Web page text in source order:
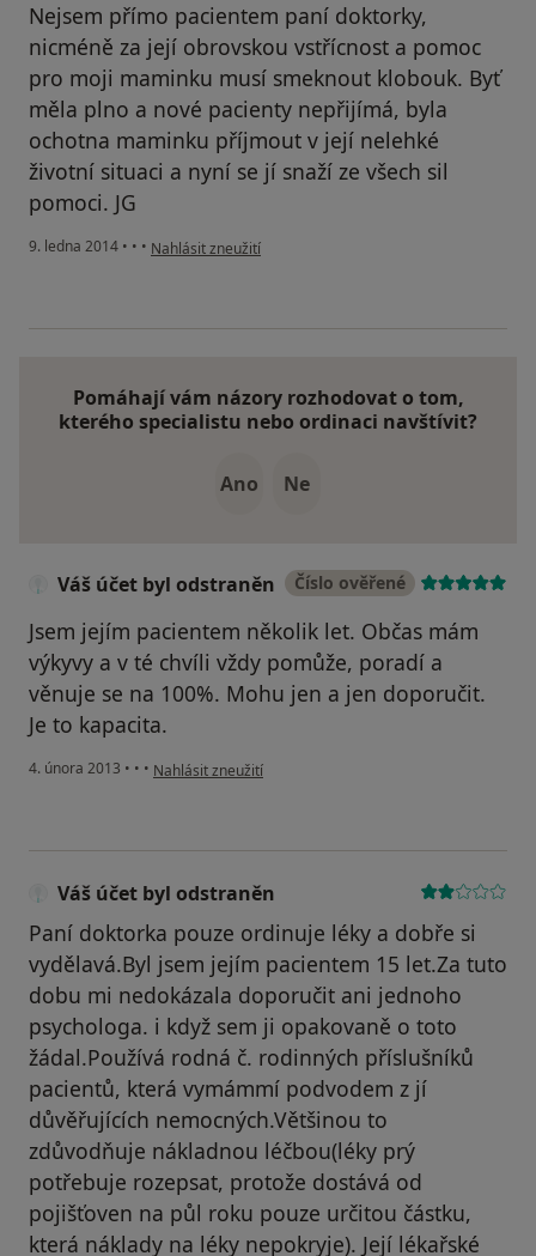
Nejsem přímo pacientem paní doktorky,
nicméně za její obrovskou vstřícnost a pomoc
pro moji maminku musí smeknout klobouk. Byť
měla plno a nové pacienty nepřijímá, byla
ochotna maminku příjmout v její nelehké
životní situaci a nyní se jí snaží ze všech sil
pomoci. JG
9. ledna 2014 • • • podle názoru uživatele Váš účet byl odstraněn
Nahlásit zneužití
Pomáhají vám názory rozhodovat o tom,
kterého specialistu nebo ordinaci navštívit?
Ano Ne
Váš účet byl odstraněn Číslo ověřené
Jsem jejím pacientem několik let. Občas mám
výkyvy a v té chvíli vždy pomůže, poradí a
věnuje se na 100%. Mohu jen a jen doporučit.
Je to kapacita.
4. února 2013 • • • podle názoru uživatele Váš účet byl odstraněn
Nahlásit zneužití
Váš účet byl odstraněn
Paní doktorka pouze ordinuje léky a dobře si
vydělavá.Byl jsem jejím pacientem 15 let.Za tuto
dobu mi nedokázala doporučit ani jednoho
psychologa. i když sem ji opakovaně o toto
žádal.Používá rodná č. rodinných příslušníků
pacientů, která vymámmí podvodem z jí
důvěřujících nemocných.Většinou to
zdůvodňuje nákladnou léčbou(léky prý
potřebuje rozepsat, protože dostává od
pojišťoven na půl roku pouze určitou částku,
která náklady na léky nepokryje). Její lékařské